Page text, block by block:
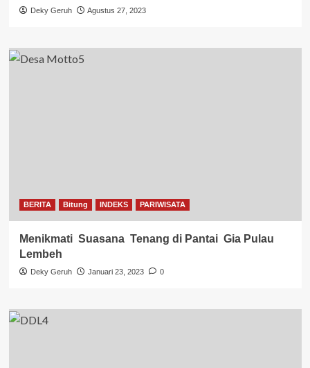
Deky Geruh Agustus 27, 2023
BERITA Bitung INDEKS PARIWISATA
Menikmati Suasana Tenang di Pantai Gia Pulau
Lembeh
Deky Geruh Januari 23, 2023 0